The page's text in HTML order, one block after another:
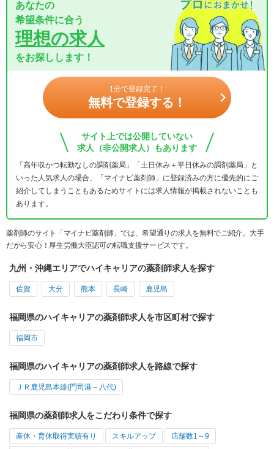
あなたの
希望条件に合う
理想の求人
をお探しします！
1分で登録完了！
無料で登録する！
サイト上では公開していない
求人（非公開求人）もあります
「高年収かつ転勤なしの調剤薬局」「土日休み＋平日休みの調剤薬局」と
いった人気求人の場合、「マイナビ薬剤師」に登録済みの方に優先的にご
紹介してしまうこともあるためサイトには求人情報が掲載されないことも
あります。
薬剤師のサイト「マイナビ薬剤師」では、希望通りの求人を無料でご紹介。大手
だから安心！厚生労働大臣認可の転職支援サービスです。
九州・沖縄エリアでハイキャリアの薬剤師求人を探す
佐賀 大分 熊本 長崎 鹿児島
福岡県のハイキャリアの薬剤師求人を市区町村で探す
福岡市
福岡県のハイキャリアの薬剤師求人を路線で探す
ＪＲ鹿児島本線(門司港－八代)
福岡県の薬剤師求人をこだわり条件で探す
産休・育休取得実績有り スキルアップ 店舗数1～9